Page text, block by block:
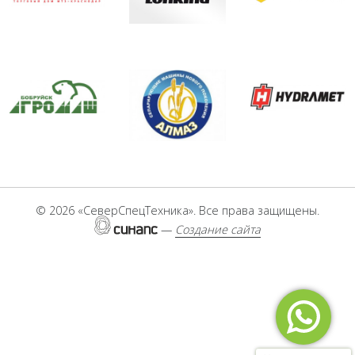
© 2026 «СеверСпецТехника». Все права защищены.
— Создание сайта